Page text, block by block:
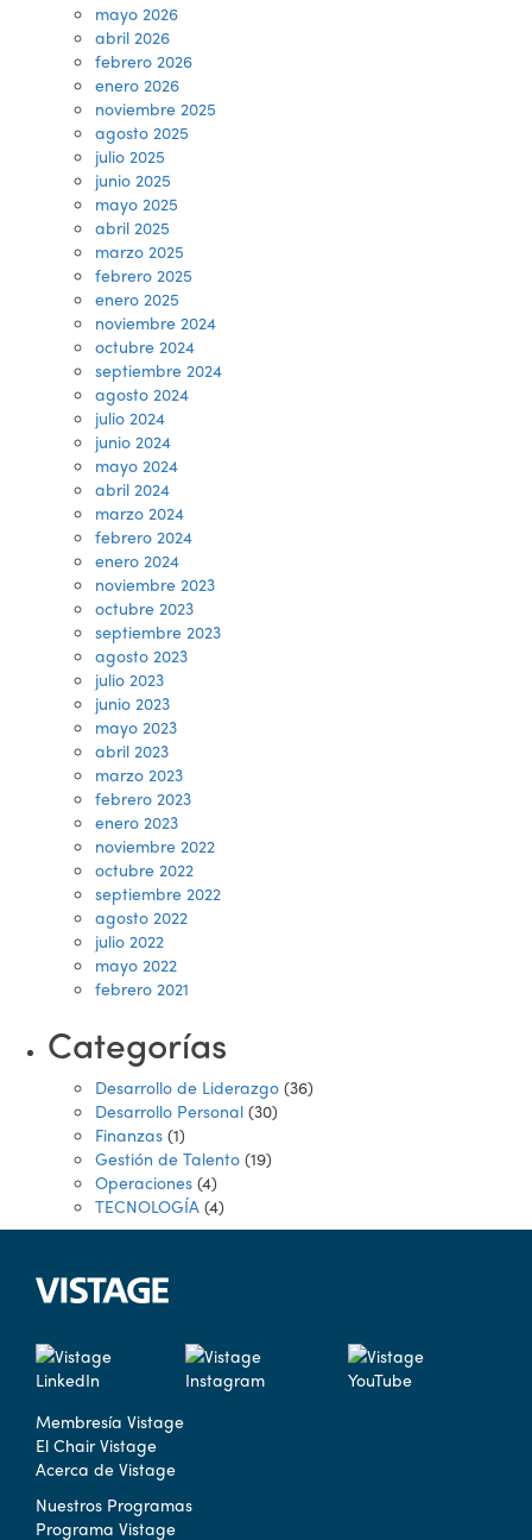
mayo 2026
abril 2026
febrero 2026
enero 2026
noviembre 2025
agosto 2025
julio 2025
junio 2025
mayo 2025
abril 2025
marzo 2025
febrero 2025
enero 2025
noviembre 2024
octubre 2024
septiembre 2024
agosto 2024
julio 2024
junio 2024
mayo 2024
abril 2024
marzo 2024
febrero 2024
enero 2024
noviembre 2023
octubre 2023
septiembre 2023
agosto 2023
julio 2023
junio 2023
mayo 2023
abril 2023
marzo 2023
febrero 2023
enero 2023
noviembre 2022
octubre 2022
septiembre 2022
agosto 2022
julio 2022
mayo 2022
febrero 2021
Categorías
Desarrollo de Liderazgo (36)
Desarrollo Personal (30)
Finanzas (1)
Gestión de Talento (19)
Operaciones (4)
TECNOLOGÍA (4)
Membresía Vistage
El Chair Vistage
Acerca de Vistage
Nuestros Programas
Programa Vistage